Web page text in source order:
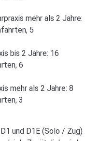
mehr als 2 Jahre:
5
bis 2 Jahre: 16
6
mehr als 2 Jahre: 8
3
und D1E (Solo / Zug)